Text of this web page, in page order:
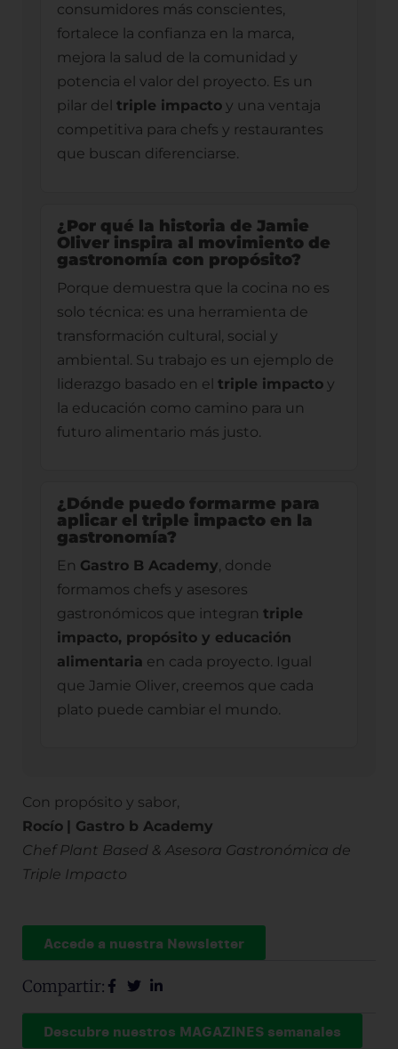
consumidores más conscientes,
fortalece la confianza en la marca,
mejora la salud de la comunidad y
potencia el valor del proyecto. Es un
pilar del triple impacto y una ventaja
competitiva para chefs y restaurantes
que buscan diferenciarse.
¿Por qué la historia de Jamie
Oliver inspira al movimiento de
gastronomía con propósito?
Porque demuestra que la cocina no es
solo técnica: es una herramienta de
transformación cultural, social y
ambiental. Su trabajo es un ejemplo de
liderazgo basado en el triple impacto y
la educación como camino para un
futuro alimentario más justo.
¿Dónde puedo formarme para
aplicar el triple impacto en la
gastronomía?
En Gastro B Academy, donde
formamos chefs y asesores
gastronómicos que integran triple
impacto, propósito y educación
alimentaria en cada proyecto. Igual
que Jamie Oliver, creemos que cada
plato puede cambiar el mundo.
Con propósito y sabor,
Rocío | Gastro b Academy
Chef Plant Based & Asesora Gastronómica de
Triple Impacto
Accede a nuestra Newsletter
Compartir:
Descubre nuestros MAGAZINES semanales